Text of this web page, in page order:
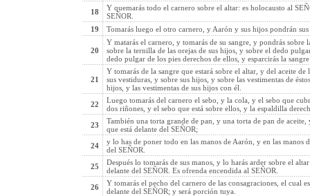
18
Y quemarás todo el carnero sobre el altar: es holocausto al
SEÑOR.
19
Tomarás luego el otro carnero, y Aarón y sus hijos pondrán
20
Y matarás el carnero, y tomarás de su sangre, y pondrás
sobre la ternilla de las orejas de sus hijos, y sobre el dedo
dedo pulgar de los pies derechos de ellos, y esparcirás la
21
Y tomarás de la sangre que estará sobre el altar, y del aceite
sus vestiduras, y sobre sus hijos, y sobre las vestimentas de
hijos, y las vestimentas de sus hijos con él.
22
Luego tomarás del carnero el sebo, y la cola, y el sebo que
dos riñones, y el sebo que está sobre ellos, y la espaldilla
23
También una torta grande de pan, y una torta de pan de
que está delante del SEÑOR;
24
y lo has de poner todo en las manos de Aarón, y en las manos
del SEÑOR.
25
Después lo tomarás de sus manos, y lo harás arder sobre el
delante del SEÑOR. Es ofrenda encendida al SEÑOR.
26
Y tomarás el pecho del carnero de las consagraciones, el cual
delante del SEÑOR; y será porción tuya.